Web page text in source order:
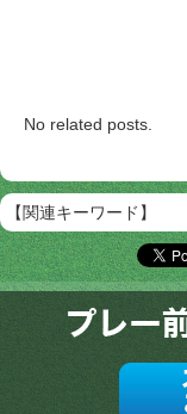
No related posts.
【関連キーワード】